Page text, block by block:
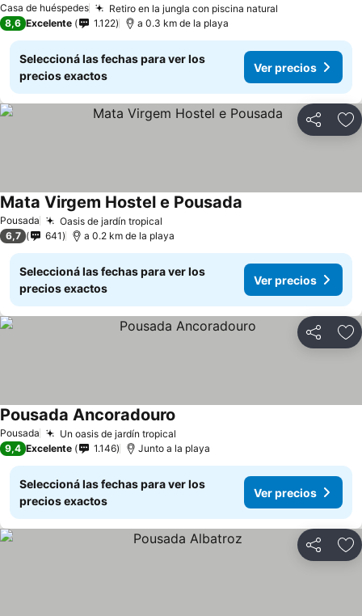
Casa de huéspedes Retiro en la jungla con piscina natural
8,6 Excelente 1.122 a 0.3 km de la playa
Seleccioná las fechas para ver los
precios exactos
Ver precios
Compartir
Pousada Oasis de jardín tropical
Mata Virgem Hostel e Pousada
6,7 641 a 0.2 km de la playa
Seleccioná las fechas para ver los
precios exactos
Ver precios
Compartir
Pousada Un oasis de jardín tropical
Pousada Ancoradouro
9,4 Excelente 1.146 Junto a la playa
Seleccioná las fechas para ver los
precios exactos
Ver precios
Compartir